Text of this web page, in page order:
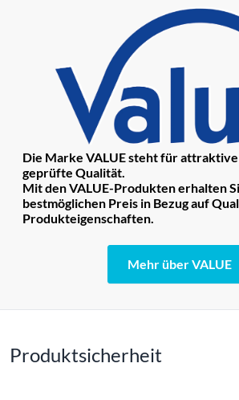
Die Marke VALUE steht für
geprüfte Qualität.
Mit den VALUE-Produkten erhalten
bestmöglichen Preis in Bezug auf
Produkteigenschaften.
Mehr über VALUE
Produktsicherheit